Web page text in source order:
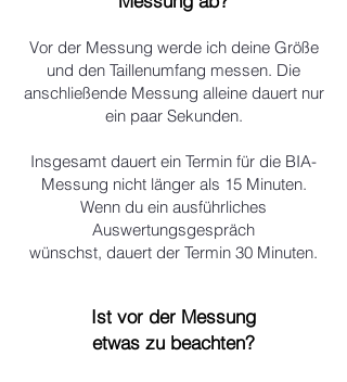
Vor der Messung werde ich deine Größe
und den Taillenumfang messen. Die
anschließende Messung alleine dauert nur
ein paar Sekunden.
Insgesamt dauert ein Termin für die BIA-
Messung nicht länger als 15 Minuten.
Wenn du ein ausführliches
Auswertungsgespräch
wünschst, dauert der Termin 30 Minuten.
Ist vor der Messung
etwas zu beachten?